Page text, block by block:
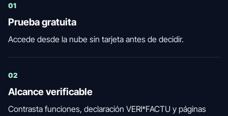
01
Prueba gratuita
Accede desde la nube sin tarjeta antes de decidir.
02
Alcance verificable
Contrasta funciones, declaración VERI*FACTU y páginas